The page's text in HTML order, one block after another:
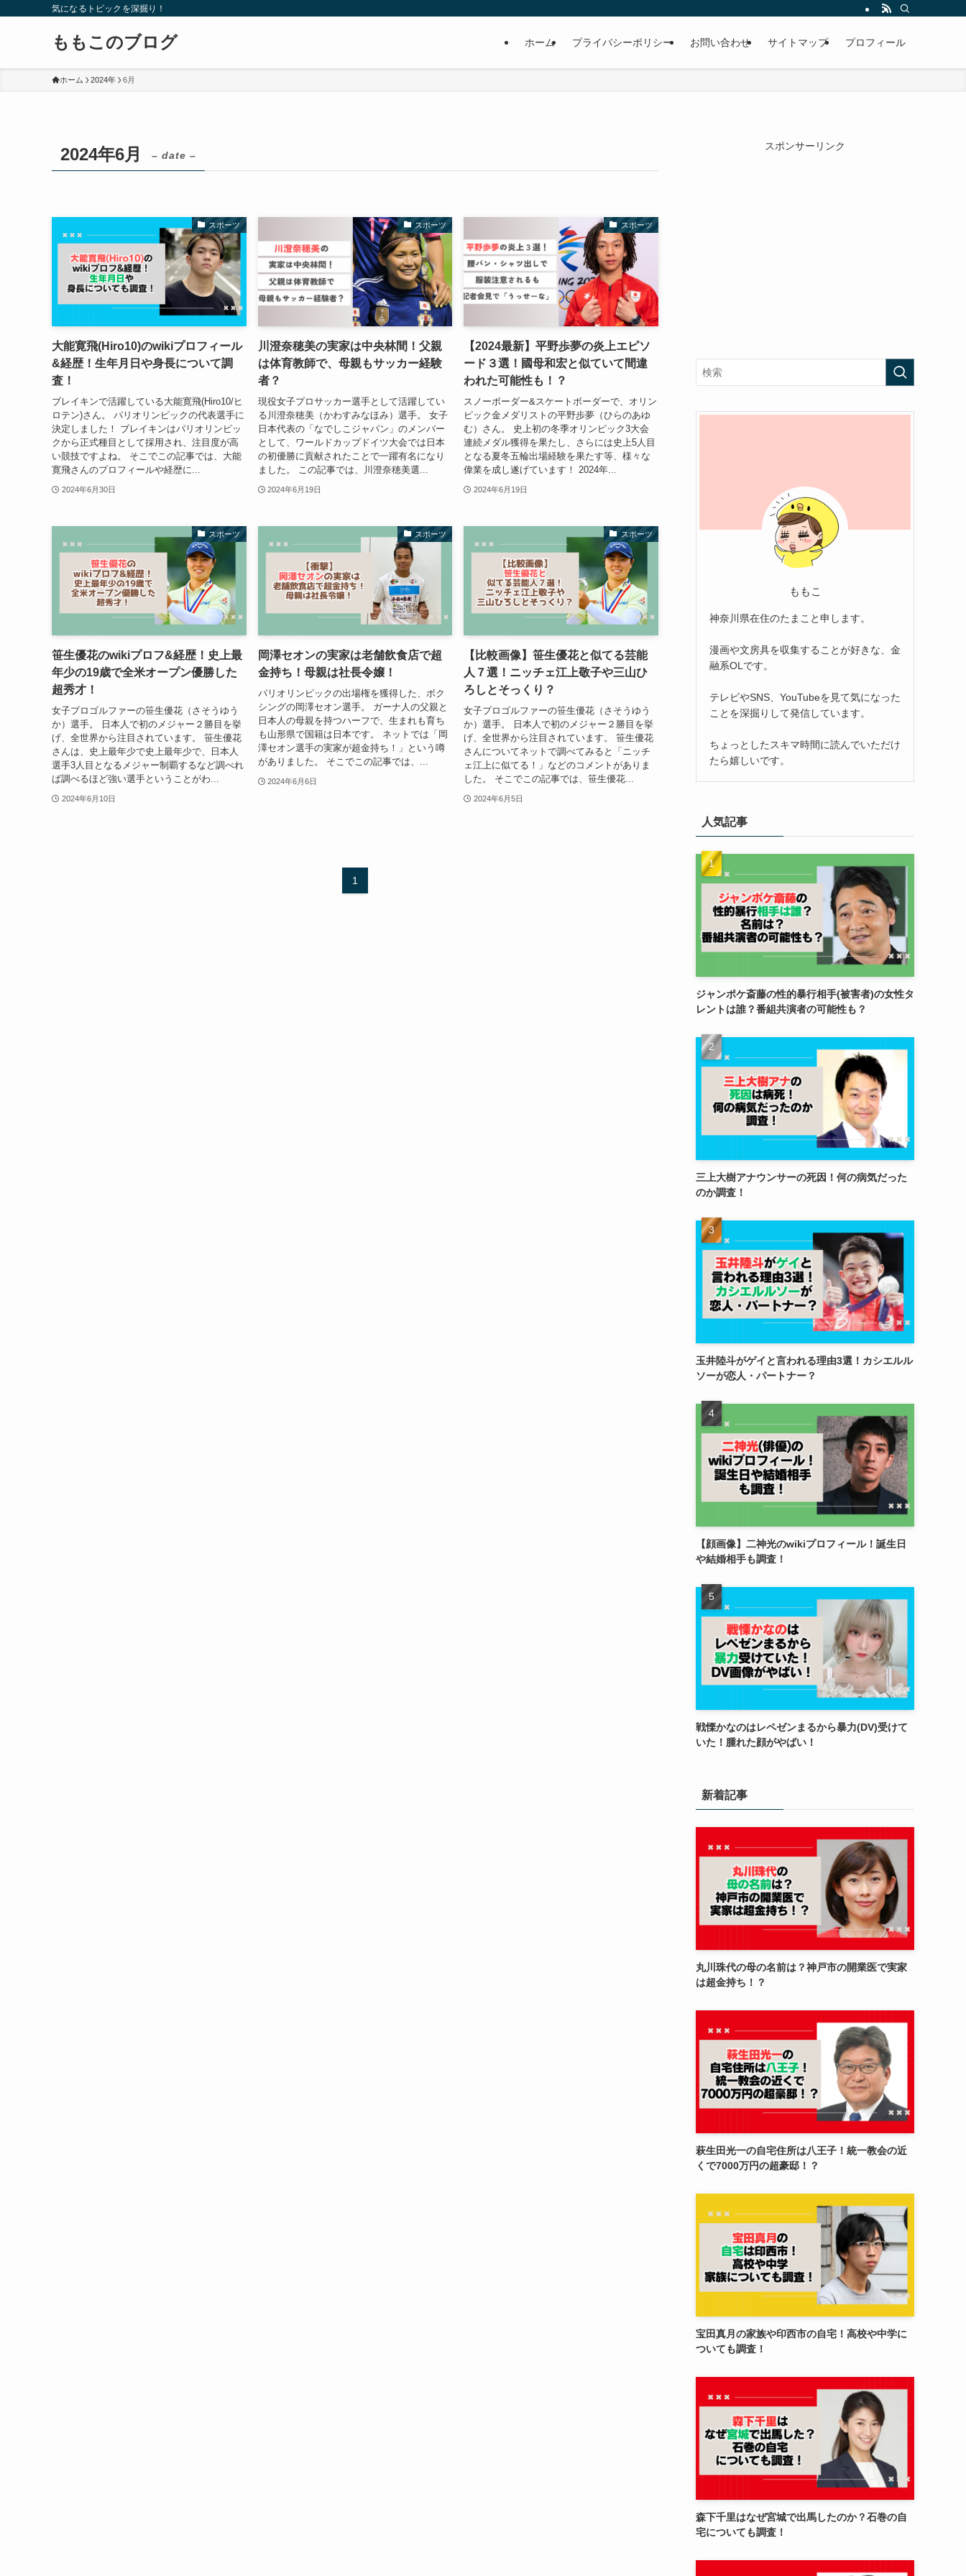
気になるトピックを深掘り！
ももこのブログ ホーム プライバシーポリシー お問い合わせ サイトマップ プロフィール
ホーム 2024年 6月
2024年6月 – date –
スポーツ
大能寛飛(Hiro10)のwikiプロフィール
&経歴！生年月日や身長について調
査！
ブレイキンで活躍している大能寛飛(Hiro10/ヒ
ロテン)さん。 パリオリンピックの代表選手に
決定しました！ ブレイキンはパリオリンピッ
クから正式種目として採用され、注目度が高
い競技ですよね。 そこでこの記事では、大能
寛飛さんのプロフィールや経歴に...
2024年6月30日
スポーツ
川澄奈穂美の実家は中央林間！父親
は体育教師で、母親もサッカー経験
者？
現役女子プロサッカー選手として活躍してい
る川澄奈穂美（かわすみなほみ）選手。 女子
日本代表の「なでしこジャパン」のメンバー
として、ワールドカップドイツ大会では日本
の初優勝に貢献されたことで一躍有名になり
ました。 この記事では、川澄奈穂美選...
2024年6月19日
スポーツ
【2024最新】平野歩夢の炎上エピソ
ード３選！國母和宏と似ていて間違
われた可能性も！？
スノーボーダー&スケートボーダーで、オリン
ピック金メダリストの平野歩夢（ひらのあゆ
む）さん。 史上初の冬季オリンピック3大会
連続メダル獲得を果たし、さらには史上5人目
となる夏冬五輪出場経験を果たす等、様々な
偉業を成し遂げています！ 2024年...
2024年6月19日
スポーツ
笹生優花のwikiプロフ&経歴！史上最
年少の19歳で全米オープン優勝した
超秀才！
女子プロゴルファーの笹生優花（さそうゆう
か）選手。 日本人で初のメジャー２勝目を挙
げ、全世界から注目されています。 笹生優花
さんは、史上最年少で史上最年少で、日本人
選手3人目となるメジャー制覇するなど調べれ
ば調べるほど強い選手ということがわ...
2024年6月10日
スポーツ
岡澤セオンの実家は老舗飲食店で超
金持ち！母親は社長令嬢！
パリオリンピックの出場権を獲得した、ボク
シングの岡澤セオン選手。 ガーナ人の父親と
日本人の母親を持つハーフで、生まれも育ち
も山形県で国籍は日本です。 ネットでは「岡
澤セオン選手の実家が超金持ち！」という噂
がありました。 そこでこの記事では、...
2024年6月6日
スポーツ
【比較画像】笹生優花と似てる芸能
人７選！ニッチェ江上敬子や三山ひ
ろしとそっくり？
女子プロゴルファーの笹生優花（さそうゆう
か）選手。 日本人で初のメジャー２勝目を挙
げ、全世界から注目されています。 笹生優花
さんについてネットで調べてみると「ニッチ
ェ江上に似てる！」などのコメントがありま
した。 そこでこの記事では、笹生優花...
2024年6月5日
1
スポンサーリンク
ももこ
神奈川県在住のたまこと申します。
漫画や文房具を収集することが好きな、金
融系OLです。
テレビやSNS、YouTubeを見て気になった
ことを深掘りして発信しています。
ちょっとしたスキマ時間に読んでいただけ
たら嬉しいです。
人気記事
ジャンポケ斎藤の性的暴行相手(被害者)の女性タ
レントは誰？番組共演者の可能性も？
三上大樹アナウンサーの死因！何の病気だった
のか調査！
玉井陸斗がゲイと言われる理由3選！カシエルル
ソーが恋人・パートナー？
【顔画像】二神光のwikiプロフィール！誕生日
や結婚相手も調査！
戦慄かなのはレペゼンまるから暴力(DV)受けて
いた！腫れた顔がやばい！
新着記事
丸川珠代の母の名前は？神戸市の開業医で実家
は超金持ち！？
萩生田光一の自宅住所は八王子！統一教会の近
くで7000万円の超豪邸！？
宝田真月の家族や印西市の自宅！高校や中学に
ついても調査！
森下千里はなぜ宮城で出馬したのか？石巻の自
宅についても調査！